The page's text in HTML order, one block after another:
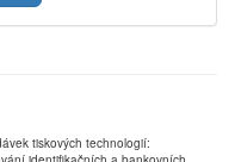
tiskových technologií: